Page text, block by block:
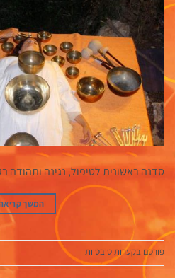
סדנה ראשונית לטיפול, נגינה ותהודה
המשך
פורסם בקערות טיבטיות